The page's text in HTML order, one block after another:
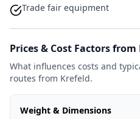
Trade fair equipment
Prices & Cost Factors from
What influences costs and
routes from Krefeld.
Weight & Dimensions